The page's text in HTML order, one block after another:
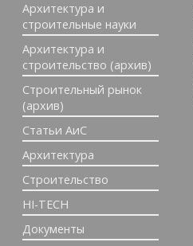
Архитектура и
строительные науки
Архитектура и
строительство (архив)
Строительный рынок
(архив)
Статьи АиС
Архитектура
Строительство
HI-TECH
Документы